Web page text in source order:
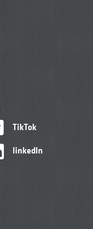
TikTok
linkedIn